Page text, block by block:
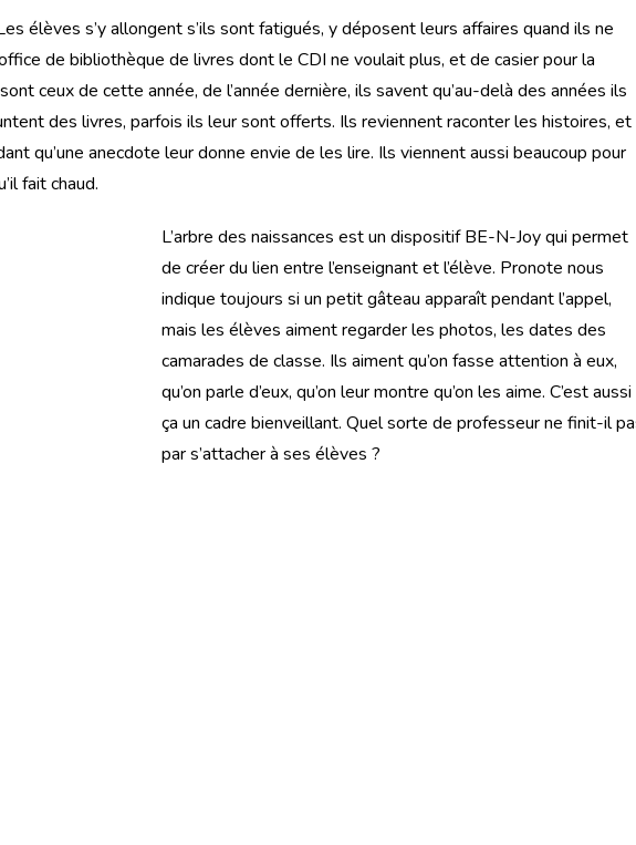
élèves s’y allongent s’ils sont fatigués, y déposent leurs affaires quand ils ne
de bibliothèque de livres dont le CDI ne voulait plus, et de casier pour la
ceux de cette année, de l’année dernière, ils savent qu’au-delà des années ils
des livres, parfois ils leur sont offerts. Ils reviennent raconter les histoires, et
qu’une anecdote leur donne envie de les lire. Ils viennent aussi beaucoup pour
fait chaud.
L’arbre des naissances est un dispositif BE-N-Joy qui permet
de créer du lien entre l’enseignant et l’élève. Pronote nous
indique toujours si un petit gâteau apparaît pendant l’appel,
mais les élèves aiment regarder les photos, les dates des
camarades de classe. Ils aiment qu’on fasse attention à eux,
qu’on parle d’eux, qu’on leur montre qu’on les aime. C’est aussi
ça un cadre bienveillant. Quel sorte de professeur ne finit-il
par s’attacher à ses élèves ?